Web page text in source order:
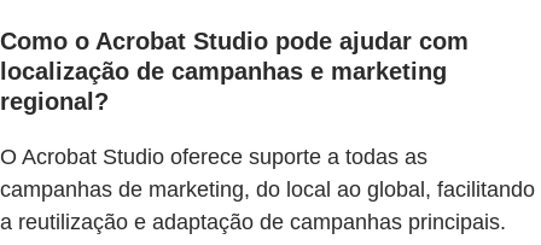
Como o Acrobat Studio pode ajudar com
localização de campanhas e marketing
regional?
O Acrobat Studio oferece suporte a todas as
campanhas de marketing, do local ao global, facilitando
a reutilização e adaptação de campanhas principais.